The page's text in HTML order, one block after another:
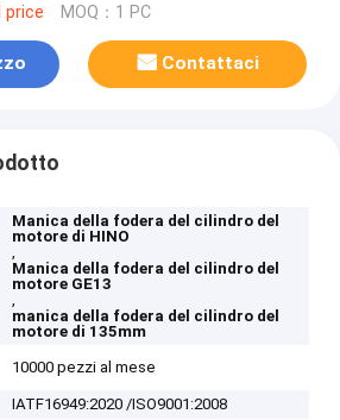
price MOQ：1 PC
Contattaci
Manica della fodera del cilindro del
motore di HINO
,
Manica della fodera del cilindro del
motore GE13
,
manica della fodera del cilindro del
motore di 135mm
10000 pezzi al mese
IATF16949:2020 /ISO9001:2008